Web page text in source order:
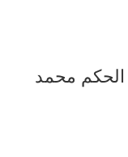
الحكم محمد